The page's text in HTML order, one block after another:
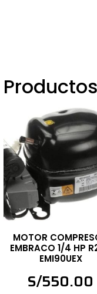
MOTOR
EMBRACO 1/4 HP
EMI90UEX
S/550.00